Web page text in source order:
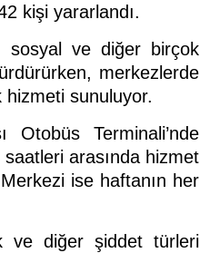
kişi yararlandı.
sosyal ve diğer birçok
merkezlerde
sunuluyor.
Otobüs Terminali’nde
arasında hizmet
ise haftanın her
ve diğer şiddet türleri